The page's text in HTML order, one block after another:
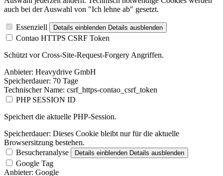
auch bei der Auswahl von "Ich lehne ab" gesetzt.
Essenziell Details einblenden Details ausblenden
Contao HTTPS CSRF Token
Schützt vor Cross-Site-Request-Forgery Angriffen.
Anbieter: Heavydrive GmbH
Speicherdauer: 70 Tage
Technischer Name: csrf_https-contao_csrf_token
PHP SESSION ID
Speichert die aktuelle PHP-Session.
Speicherdauer: Dieses Cookie bleibt nur für die aktuelle
Browsersitzung bestehen.
Besucheranalyse
Details einblenden Details ausblenden
Google Tag
Anbieter: Google